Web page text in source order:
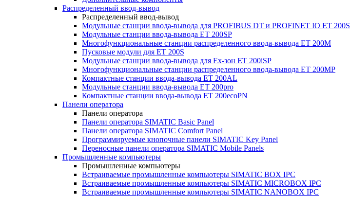
Распределенный ввод-вывод
Распределенный ввод-вывод
Модульные станции ввода-вывода для PROFIBUS DT и PROFINET IO ET 200S
Модульные станции ввода-вывода ET 200SP
Многофункциональные станции распределенного ввода-вывода ET 200M
Пусковые модули для ET 200S
Модульные станции ввода-вывода для Ex-зон ET 200iSP
Многофункциональные станции распределенного ввода-вывода ET 200MP
Компактные станции ввода-вывода ET 200AL
Модульные станции ввода-вывода ET 200pro
Компактные станции ввода-вывода ET 200ecoPN
Панели оператора
Панели оператора
Панели оператора SIMATIC Basic Panel
Панели оператора SIMATIC Comfort Panel
Программируемые кнопочные панели SIMATIC Key Panel
Переносные панели оператора SIMATIC Mobile Panels
Промышленные компьютеры
Промышленные компьютеры
Встраиваемые промышленные компьютеры SIMATIC BOX IPC
Встраиваемые промышленные компьютеры SIMATIC MICROBOX IPC
Встраиваемые промышленные компьютеры SIMATIC NANOBOX IPC